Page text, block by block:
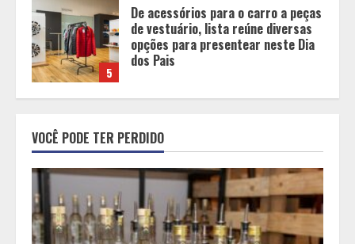
1
BH será a Capital da Cachaça com a
Expocachaça
2
Cristo Redentor se iluminou na cor
laranja
A ordem dos alimentos importa.
VOCÊ PODE TER PERDIDO